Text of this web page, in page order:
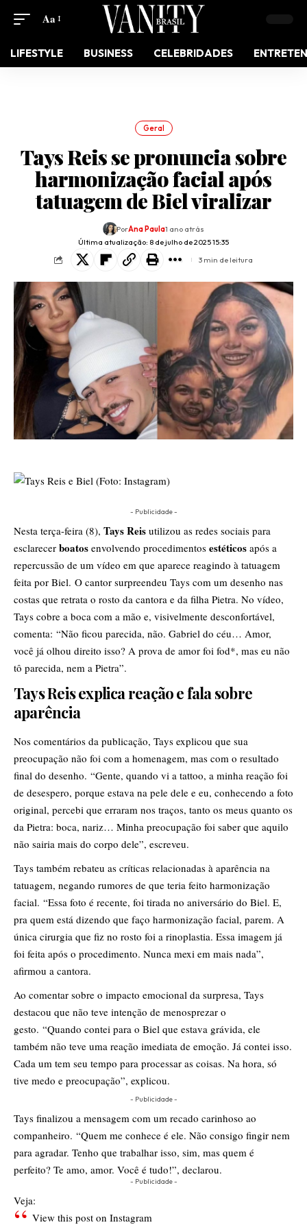
Aa
LIFESTYLE BUSINESS CELEBRIDADES
Geral
Tays Reis se pronuncia sobre
harmonização facial após
tatuagem de Biel viralizar
Última atualização: 8 de julho de 2025 15:35
PorAna Paula1 ano atrás
3 min de leitura
- Publicidade -
Nesta terça-feira (8), Tays Reis utilizou as redes sociais para
esclarecer boatos envolvendo procedimentos estéticos após a
repercussão de um vídeo em que aparece reagindo à tatuagem
feita por Biel. O cantor surpreendeu Tays com um desenho nas
costas que retrata o rosto da cantora e da filha Pietra. No vídeo,
Tays cobre a boca com a mão e, visivelmente desconfortável,
comenta: “Não ficou parecida, não. Gabriel do céu… Amor,
você já olhou direito isso? A prova de amor foi fod*, mas eu não
tô parecida, nem a Pietra”.
Tays Reis explica reação e fala sobre
aparência
Nos comentários da publicação, Tays explicou que sua
preocupação não foi com a homenagem, mas com o resultado
final do desenho. “Gente, quando vi a tattoo, a minha reação foi
de desespero, porque estava na pele dele e eu, conhecendo a foto
original, percebi que erraram nos traços, tanto os meus quanto os
da Pietra: boca, nariz… Minha preocupação foi saber que aquilo
não sairia mais do corpo dele”, escreveu.
Tays também rebateu as críticas relacionadas à aparência na
tatuagem, negando rumores de que teria feito harmonização
facial. “Essa foto é recente, foi tirada no aniversário do Biel. E,
pra quem está dizendo que faço harmonização facial, parem. A
única cirurgia que fiz no rosto foi a rinoplastia. Essa imagem já
foi feita após o procedimento. Nunca mexi em mais nada”,
afirmou a cantora.
Ao comentar sobre o impacto emocional da surpresa, Tays
destacou que não teve intenção de menosprezar o
gesto. “Quando contei para o Biel que estava grávida, ele
também não teve uma reação imediata de emoção. Já contei isso.
Cada um tem seu tempo para processar as coisas. Na hora, só
tive medo e preocupação”, explicou.
- Publicidade -
Tays finalizou a mensagem com um recado carinhoso ao
companheiro. “Quem me conhece é ele. Não consigo fingir nem
para agradar. Tenho que trabalhar isso, sim, mas quem é
perfeito? Te amo, amor. Você é tudo!”, declarou.
- Publicidade -
Veja:
View this post on Instagram